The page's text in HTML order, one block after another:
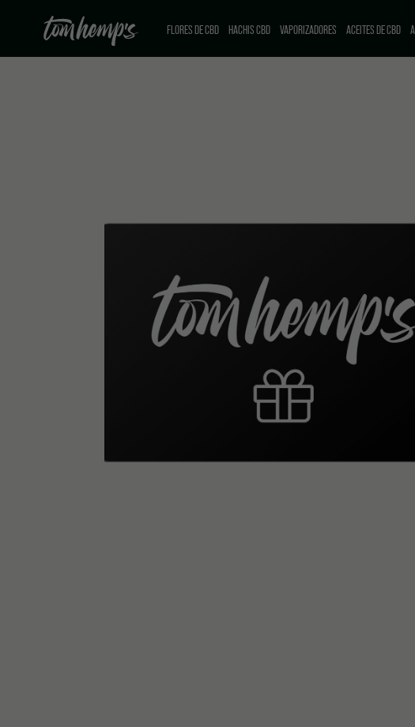
FLORES DE CBD
HACHIS CBD VAPORIZADORES ACEITES DE CBD